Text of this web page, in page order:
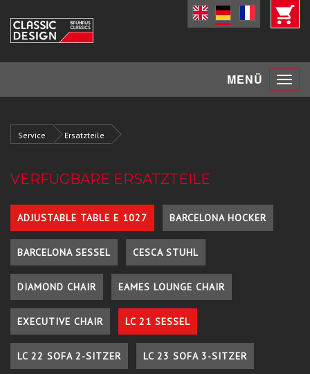
MENÜ Toggle
Service Ersatzteile
VERFÜGBARE ERSATZTEILE
ADJUSTABLE TABLE E 1027 BARCELONA HOCKER
BARCELONA SESSEL CESCA STUHL
DIAMOND CHAIR EAMES LOUNGE CHAIR
EXECUTIVE CHAIR LC 21 SESSEL
LC 22 SOFA 2-SITZER LC 23 SOFA 3-SITZER